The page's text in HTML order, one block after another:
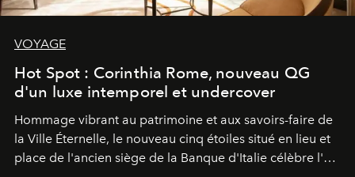
VOYAGE
Hot Spot : Corinthia Rome, nouveau QG
d'un luxe intemporel et undercover
Hommage vibrant au patrimoine et aux savoirs-faire de
la Ville Éternelle, le nouveau cinq étoiles situé en lieu et
place de l'ancien siège de la Banque d'Italie célèbre l'art